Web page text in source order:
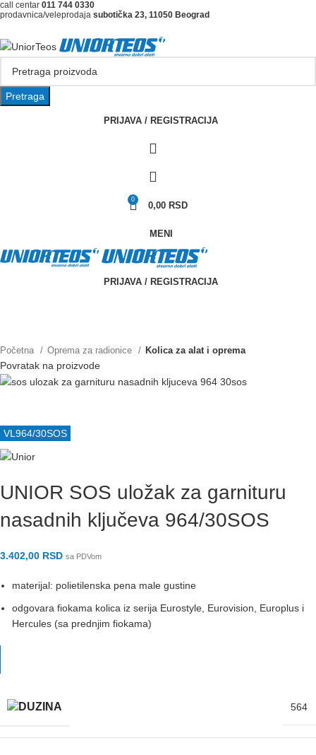
call centar 011 744 0330
prodavnica/veleprodaja subotička 23, 11050 Beograd
Pretraga
PRIJAVA / REGISTRACIJA
0
0,00 RSD
MENI
PRIJAVA / REGISTRACIJA
Početna Oprema za radionice Kolica za alat i oprema
Povratak na proizvode
VL964/30SOS
UNIOR SOS uložak za garnituru
nasadnih ključeva 964/30SOS
3.402,00 RSD sa PDVom
materijal: polietilenska pena male gustine
odgovara fiokama kolica iz serija Eurostyle, Eurovision, Europlus i
Hercules (sa prednjim fiokama)
564